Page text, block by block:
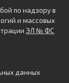
по надзору в
и массовых
ЭЛ № ФС
данных